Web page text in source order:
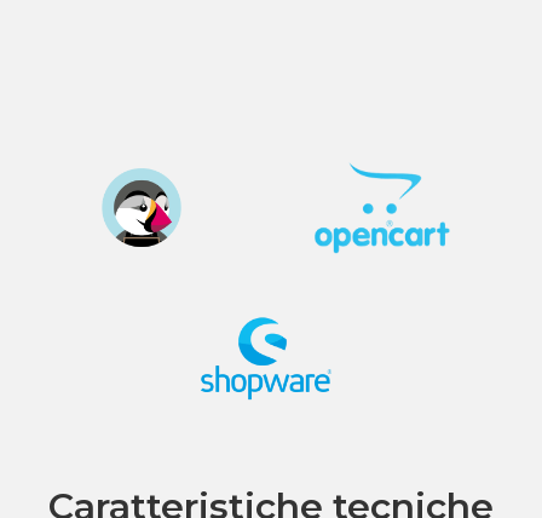
Caratteristiche tecniche